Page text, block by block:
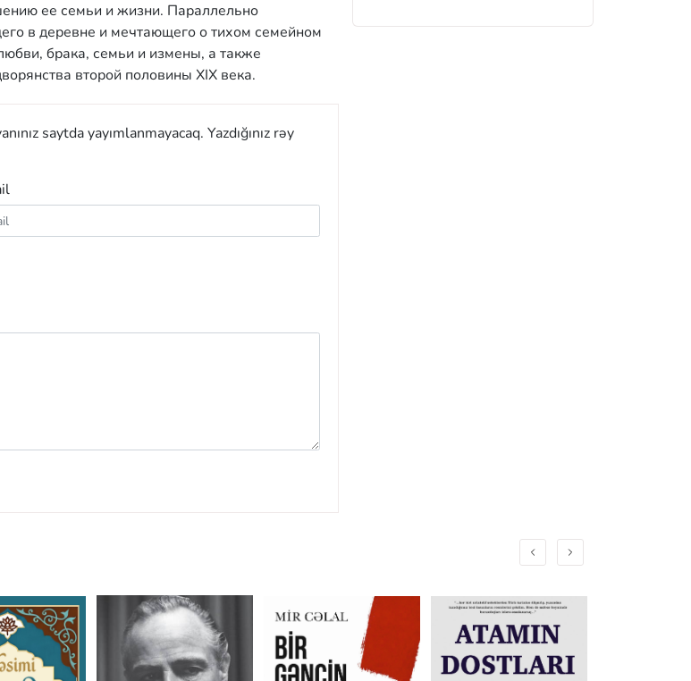
ее семьи и жизни. Параллельно
в деревне и мечтающего о тихом семейном
брака, семьи и измены, а также
второй половины XIX века.
saytda yayımlanmayacaq. Yazdığınız rəy